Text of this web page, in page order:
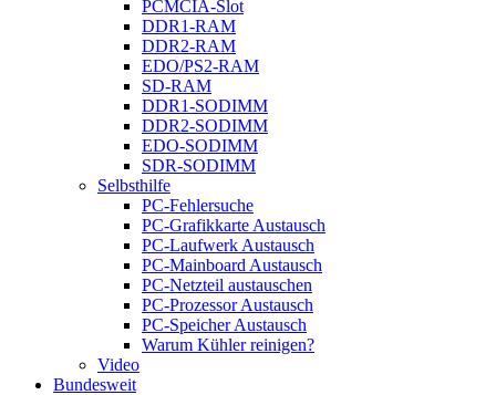
PCMCIA-Slot
DDR1-RAM
DDR2-RAM
EDO/PS2-RAM
SD-RAM
DDR1-SODIMM
DDR2-SODIMM
EDO-SODIMM
SDR-SODIMM
Selbsthilfe
PC-Fehlersuche
PC-Grafikkarte Austausch
PC-Laufwerk Austausch
PC-Mainboard Austausch
PC-Netzteil austauschen
PC-Prozessor Austausch
PC-Speicher Austausch
Warum Kühler reinigen?
Video
Bundesweit